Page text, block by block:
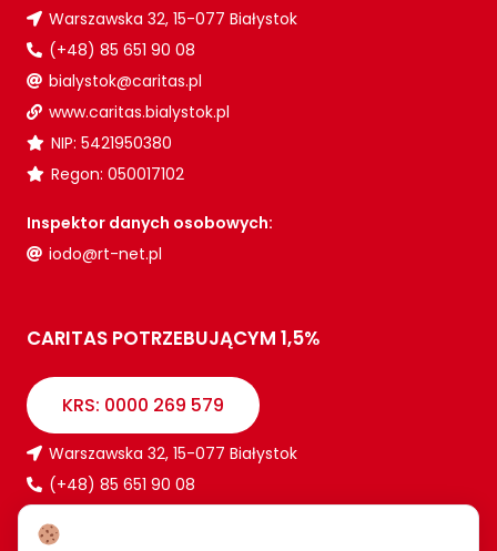
Warszawska 32, 15-077 Białystok
(+48) 85 651 90 08
bialystok@caritas.pl
www.caritas.bialystok.pl
NIP: 5421950380
Regon: 050017102
Inspektor danych osobowych:
iodo@rt-net.pl
CARITAS POTRZEBUJĄCYM 1,5%
KRS: 0000 269 579
Warszawska 32, 15-077 Białystok
(+48) 85 651 90 08